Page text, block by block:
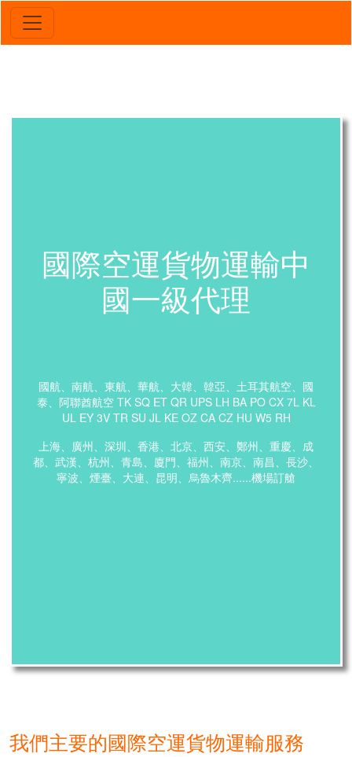
國際空運貨物運輸中
國一級代理
國航、南航、東航、華航、大韓、韓亞、土耳其航空、國
泰、阿聯酋航空 TK SQ ET QR UPS LH BA PO CX 7L KL
UL EY 3V TR SU JL KE OZ CA CZ HU W5 RH
上海、廣州、深圳、香港、北京、西安、鄭州、重慶、成
都、武漢、杭州、青島、廈門、福州、南京、南昌、長沙、
寧波、煙臺、大連、昆明、烏魯木齊......機場訂艙
我們主要的國際空運貨物運輸服務